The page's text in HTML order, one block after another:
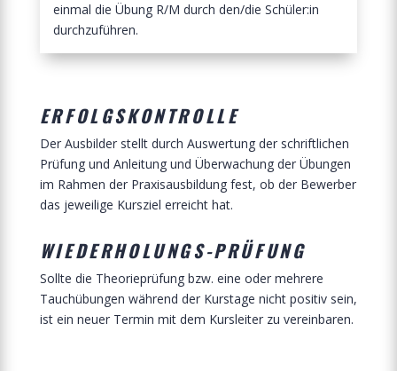
einmal die Übung R/M durch den/die Schüler:in
durchzuführen.
ERFOLGSKONTROLLE
Der Ausbilder stellt durch Auswertung der schriftlichen
Prüfung und Anleitung und Überwachung der Übungen
im Rahmen der Praxisausbildung fest, ob der Bewerber
das jeweilige Kursziel erreicht hat.
WIEDERHOLUNGS-PRÜFUNG
Sollte die Theorieprüfung bzw. eine oder mehrere
Tauchübungen während der Kurstage nicht positiv sein,
ist ein neuer Termin mit dem Kursleiter zu vereinbaren.